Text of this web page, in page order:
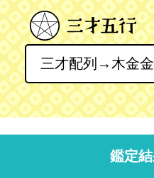
三才配列→木金金
鑑定